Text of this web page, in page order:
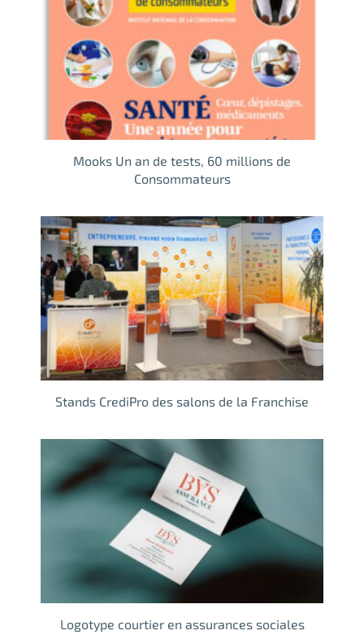
Mooks Un an de tests, 60 millions de
Consommateurs
Stands CrediPro des salons de la Franchise
Logotype courtier en assurances sociales